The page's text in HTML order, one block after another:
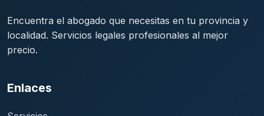
Encuentra el abogado que necesitas en tu provincia y
localidad. Servicios legales profesionales al mejor
precio.
Enlaces